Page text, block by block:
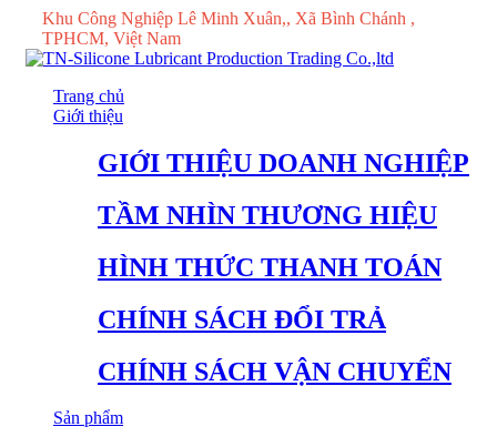
Khu Công Nghiệp Lê Minh Xuân,, Xã Bình Chánh ,
TPHCM, Việt Nam
Trang chủ
Giới thiệu
GIỚI THIỆU DOANH NGHIỆP
TẦM NHÌN THƯƠNG HIỆU
HÌNH THỨC THANH TOÁN
CHÍNH SÁCH ĐỔI TRẢ
CHÍNH SÁCH VẬN CHUYỂN
Sản phẩm